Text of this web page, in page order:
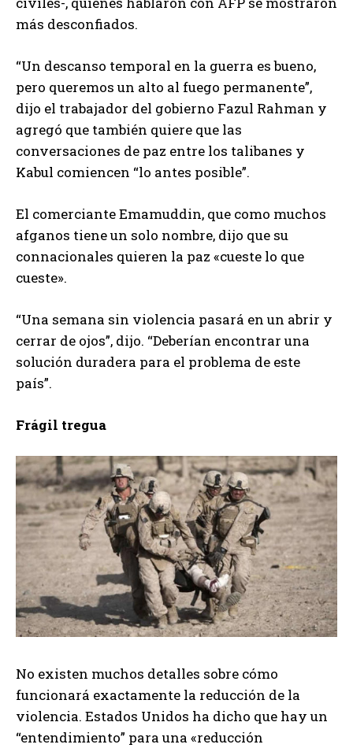
más desconfiados.
“Un descanso temporal en la guerra es bueno,
pero queremos un alto al fuego permanente”,
dijo el trabajador del gobierno Fazul Rahman y
agregó que también quiere que las
conversaciones de paz entre los talibanes y
Kabul comiencen “lo antes posible”.
El comerciante Emamuddin, que como muchos
afganos tiene un solo nombre, dijo que su
connacionales quieren la paz «cueste lo que
cueste».
“Una semana sin violencia pasará en un abrir y
cerrar de ojos”, dijo. “Deberían encontrar una
solución duradera para el problema de este
país”.
Frágil tregua
No existen muchos detalles sobre cómo
funcionará exactamente la reducción de la
violencia. Estados Unidos ha dicho que hay un
“entendimiento” para una «reducción